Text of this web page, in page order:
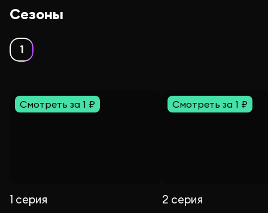
Сезоны
1
Смотреть за 1 ₽
1 серия
Смотреть за 1 ₽
2 серия